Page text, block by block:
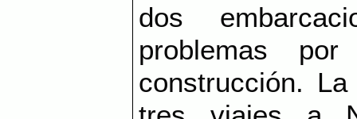
dos
problemas
construcción.